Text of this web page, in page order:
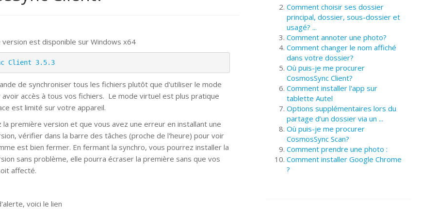
version est disponible sur Windows x64
Client 3.5.3
de synchroniser tous les fichiers plutôt que d'utiliser le mode
accès à tous vos fichiers. Le mode virtuel est plus pratique
est limité sur votre appareil.
la première version et que vous avez une erreur en installant une
vérifier dans la barre des tâches (proche de l'heure) pour voir
est bien fermer. En fermant la synchro, vous pourrez installer la
sans problème, elle pourra écraser la première sans que vos
affecté.
voici le lien
Comment choisir ses dossier
principal, dossier, sous-dossier et
usagé? ...
Comment annoter une photo?
Comment changer le nom affiché
dans votre dossier?
Où puis-je me procurer
CosmosSync Client?
Comment installer l'app sur
tablette Autel
Options supplémentaires lors du
partage d’un dossier via un ...
Où puis-je me procurer
CosmosSync Scan?
Comment prendre une photo :
Comment installer Google Chrome
?